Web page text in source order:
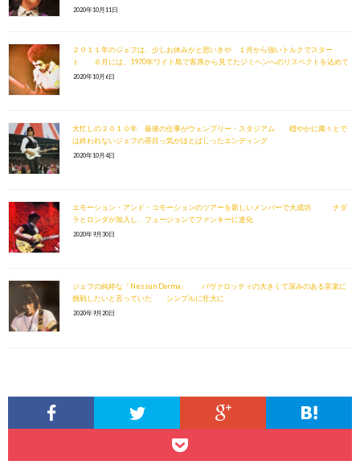
2020年10月11日
２０１１年のジェフは、少しお休みかと思いきや １月から強いトルクでスター
ト ６月には、1970年ワイト島で客席から見てたジミヘンへのリスペクトを込めて
2020年10月6日
大忙しの２０１０年 最後の仕事がウェンブリー・スタジアム 穏やかに粛々とで
は終われないジェフの茶目っ気がほとばしったエンディング
2020年10月4日
エモーション・アンド・コモーションのツアーを新しいメンバーで大成功 ナダ
ラとロンダが加入し、フュージョンでファンキーに進化
2020年9月30日
ジェフの純粋な「Nessun Dorma」 パヴァロッティの大きくて深みのある音楽に
挑戦したいと言っていた シンプルに壮大に
2020年9月20日